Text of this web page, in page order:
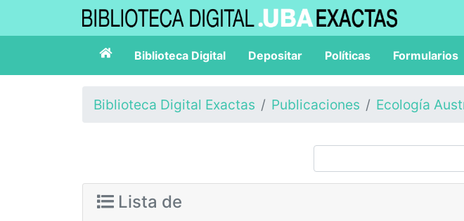
Biblioteca Digital Depositar Políticas Formularios
Biblioteca Digital Exactas Publicaciones Ecología
Lista de